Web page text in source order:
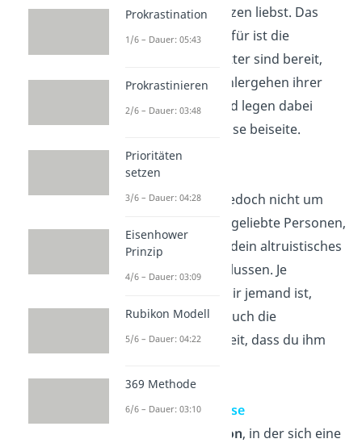
aus tiefstem Herzen liebst. Das
beste Beispiel dafür ist die
: Mütter sind bereit,
alles für das Wohlergehen ihrer
Kinder zu tun und legen dabei
eigene Bedürfnisse beiseite.
Sympathie
Handelt es sich jedoch nicht um
Verwandte oder geliebte Personen,
kann Sympathie dein altruistisches
Verhalten beeinflussen. Je
dir jemand ist,
desto höher ist auch die
Wahrscheinlichkeit, dass du ihm
Situative Einflüsse
Situation, in der sich eine
Prokrastination
1/6 – Dauer: 05:43
Prokrastinieren
2/6 – Dauer: 03:48
Prioritäten
setzen
3/6 – Dauer: 04:28
Eisenhower
Prinzip
4/6 – Dauer: 03:09
Rubikon Modell
5/6 – Dauer: 04:22
369 Methode
6/6 – Dauer: 03:10